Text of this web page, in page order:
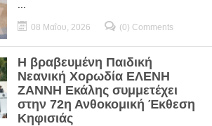
08 Μαΐου, 2026 (0) Comments
Η βραβευμένη Παιδική
Νεανική Χορωδία ΕΛΕΝΗ
ΖΑΝΝΗ Εκάλης συμμετέχει
στην 72η Ανθοκομική Έκθεση
Κηφισιάς